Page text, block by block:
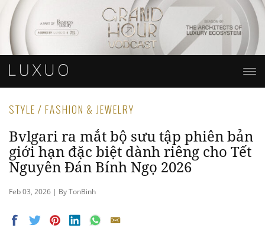
STYLE / FASHION & JEWELRY
Bvlgari ra mắt bộ sưu tập phiên bản
giới hạn đặc biệt dành riêng cho Tết
Nguyên Đán Bính Ngọ 2026
Feb 03, 2026 | By TonBinh